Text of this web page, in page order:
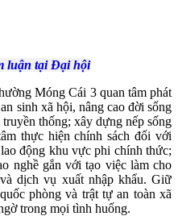
luận tại Đại hội
Móng Cái 3 quan tâm phát
sinh xã hội, nâng cao đời sống
thống; xây dựng nếp sống
thực hiện chính sách đối với
động khu vực phi chính thức;
nghề gắn với tạo việc làm cho
dịch vụ xuất nhập khẩu. Giữ
phòng và trật tự an toàn xã
trong mọi tình huống.